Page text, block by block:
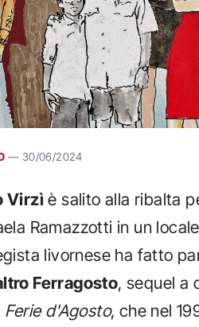
— 30/06/2024
Virzì è salito alla ribalta
Ramazzotti in un
livornese ha fatto
Ferragosto, sequel a
Ferie d'Agosto, che nel